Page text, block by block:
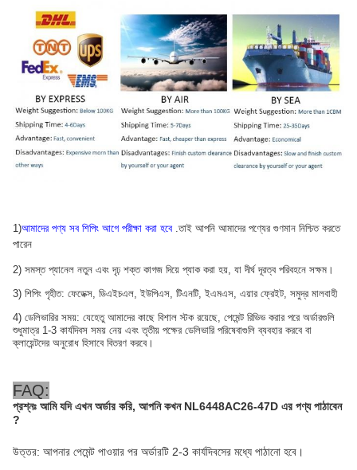
1)আমাদের পণ্য সব শিপিং আগে পরীক্ষা করা হবে .তাই আপনি আমাদের পণ্যের গুণমান নিশ্চিত করতে
পারেন
2) সমস্ত প্যানেল নতুন এবং দৃঢ় শক্ত কাগজ দিয়ে প্যাক করা হয়, যা দীর্ঘ দূরত্ব পরিবহনে সক্ষম।
3) শিপিং গৃহীত: ফেডেক্স, ডিএইচএল, ইউপিএস, টিএনটি, ইএমএস, এয়ার ফ্রেইট, সমুদ্র মালবাহী
4) ডেলিভারির সময়: যেহেতু আমাদের কাছে বিশাল স্টক রয়েছে, পেমেন্ট রিভিভ করার পরে অর্ডারগুলি
শুধুমাত্র 1-3 কার্যদিবস সময় নেয় এবং তৃতীয় পক্ষের ডেলিভারি পরিষেবাগুলি ব্যবহার করবে বা
ক্লায়েন্টদের অনুরোধ হিসাবে বিতরণ করবে।
FAQ:
প্রশ্নঃ আমি যদি এখন অর্ডার করি, আপনি কখন NL6448AC26-47D এর পণ্য পাঠাবেন
?
উত্তর: আপনার পেমেন্ট পাওয়ার পর অর্ডারটি 2-3 কার্যদিবসের মধ্যে পাঠানো হবে।